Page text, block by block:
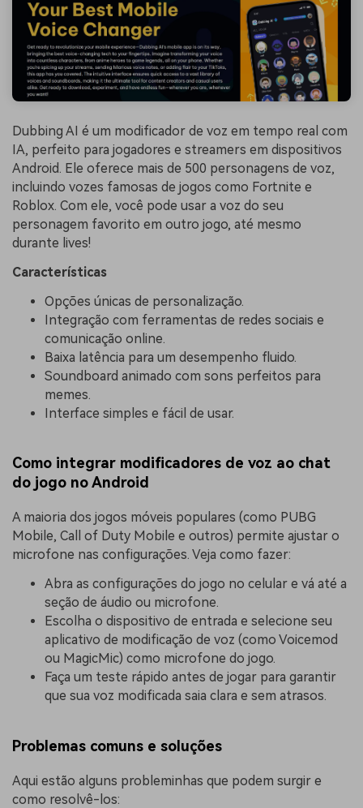
Dubbing AI é um modificador de voz em tempo real com
IA, perfeito para jogadores e streamers em dispositivos
Android. Ele oferece mais de 500 personagens de voz,
incluindo vozes famosas de jogos como Fortnite e
Roblox. Com ele, você pode usar a voz do seu
personagem favorito em outro jogo, até mesmo
durante lives!
Características
Opções únicas de personalização.
Integração com ferramentas de redes sociais e
comunicação online.
Baixa latência para um desempenho fluido.
Soundboard animado com sons perfeitos para
memes.
Interface simples e fácil de usar.
Como integrar modificadores de voz ao chat
do jogo no Android
A maioria dos jogos móveis populares (como PUBG
Mobile, Call of Duty Mobile e outros) permite ajustar o
microfone nas configurações. Veja como fazer:
Abra as configurações do jogo no celular e vá até a
seção de áudio ou microfone.
Escolha o dispositivo de entrada e selecione seu
aplicativo de modificação de voz (como Voicemod
ou MagicMic) como microfone do jogo.
Faça um teste rápido antes de jogar para garantir
que sua voz modificada saia clara e sem atrasos.
Problemas comuns e soluções
Aqui estão alguns probleminhas que podem surgir e
como resolvê-los: